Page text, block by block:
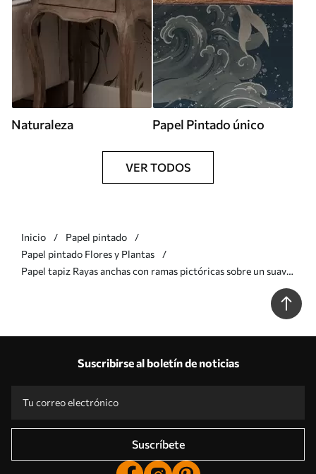
Naturaleza Papel Pintado único
VER TODOS
Inicio
Papel pintado
Papel pintado Flores y Plantas
Papel tapiz Rayas anchas con ramas pictóricas sobre un suave
Suscribirse al boletín de noticias
Suscríbete